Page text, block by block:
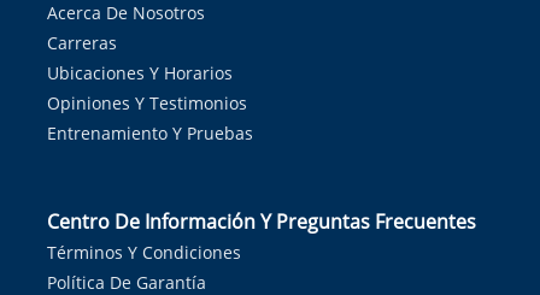
Acerca De Nosotros
Carreras
Ubicaciones Y Horarios
Opiniones Y Testimonios
Entrenamiento Y Pruebas
Centro De Información Y Preguntas Frecuentes
Términos Y Condiciones
Política De Garantía